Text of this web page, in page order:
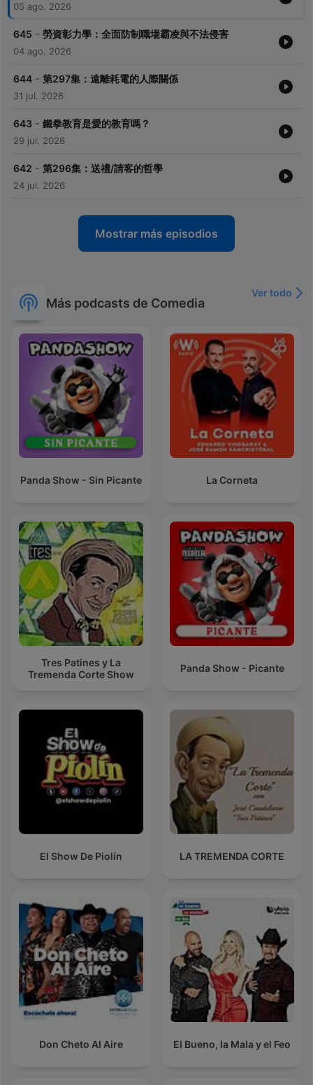
05 ago. 2026
645 - 勞資彰力學：全面防制職場霸凌與不法侵害
04 ago. 2026
644 - 第297集：遠離耗電的人際關係
31 jul. 2026
643 - 鐵拳教育是愛的教育嗎？
29 jul. 2026
642 - 第296集：送禮/請客的哲學
24 jul. 2026
Mostrar más episodios
Más podcasts de Comedia
Ver todo
Panda Show - Sin Picante La Corneta
Tres Patines y La
Tremenda Corte Show
Panda Show - Picante
El Show De Piolín LA TREMENDA CORTE
Don Cheto Al Aire El Bueno, la Mala y el Feo